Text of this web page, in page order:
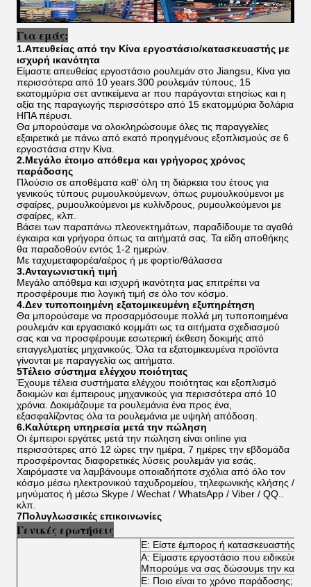
Για εμάς:
1.Απευθείας από την Κίνα εργοστάσιο/κατασκευαστής με
ισχυρή ικανότητα
Είμαστε απευθείας εργοστάσιο ρουλεμάν στο Jiangsu, Κίνα για
περισσότερα από 10 years.300 ρουλεμάν τύπους, 15
εκατομμύρια σετ αντικείμενα ar που παράγονται ετησίως και η
αξία της παραγωγής περισσότερο από 15 εκατομμύρια δολάρια
ΗΠΑ πέρυσι.
Θα μπορούσαμε να ολοκληρώσουμε όλες τις παραγγελίες
εξαιρετικά με πάνω από εκατό προηγμένους εξοπλισμούς σε 6
εργοστάσια στην Κίνα.
2.Μεγάλο έτοιμο απόθεμα και γρήγορος χρόνος
παράδοσης
Πλούσιο σε αποθέματα καθ' όλη τη διάρκεια του έτους για
γενικούς τύπους ρυμουλκούμενων, όπως ρυμουλκούμενοι με
σφαίρες, ρυμουλκούμενοι με κυλίνδρους, ρυμουλκούμενοι με
σφαίρες, κλπ.
Βάσει των παραπάνω πλεονεκτημάτων, παραδίδουμε τα αγαθά
έγκαιρα και γρήγορα όπως τα αιτήματά σας. Τα είδη αποθήκης
θα παραδοθούν εντός 1-2 ημερών.
Με ταχυμεταφορέα/αέρος ή με φορτίο/θάλασσα
3.Ανταγωνιστική τιμή
Μεγάλο απόθεμα και ισχυρή ικανότητα μας επιτρέπει να
προσφέρουμε πιο λογική τιμή σε όλο τον κόσμο.
4.Δεν τυποποιημένη εξατομικευμένη εξυπηρέτηση
Θα μπορούσαμε να προσαρμόσουμε πολλά μη τυποποιημένα
ρουλεμάν και εργασιακό κομμάτι ως τα αιτήματα σχεδιασμού
σας και να προσφέρουμε εσωτερική έκθεση δοκιμής από
επαγγελματίες μηχανικούς. Όλα τα εξατομικευμένα προϊόντα
γίνονται με παραγγελία ως αιτήματα.
5Τέλειο σύστημα ελέγχου ποιότητας
Έχουμε τέλεια συστήματα ελέγχου ποιότητας και εξοπλισμό
δοκιμών και έμπειρους μηχανικούς για περισσότερα από 10
χρόνια. Δοκιμάζουμε τα ρουλεμάνια ένα προς ένα,
εξασφαλίζοντας όλα τα ρουλεμάνια με υψηλή απόδοση.
6.Καλύτερη υπηρεσία μετά την πώληση
Οι έμπειροι εργάτες μετά την πώληση είναι online για
περισσότερες από 12 ώρες την ημέρα, 7 ημέρες την εβδομάδα
προσφέροντας διαφορετικές λύσεις ρουλεμάν για εσάς.
Χαιρόμαστε να λαμβάνουμε οποιαδήποτε σχόλια από όλο τον
κόσμο μέσω ηλεκτρονικού ταχυδρομείου, τηλεφωνικής κλήσης /
μηνύματος ή μέσω Skype / Wechat / WhatsApp / Viber / QQ..
κλπ.
7Πολυγλωσσικές επικοινωνίες
Γενικές ερωτήσεις
Ε: Είστε έμπορος ή κατασκευαστής;
Α: Είμαστε εργοστάσιο που
Μπορούμε να σας δώσουμε την
Ε: Ποιο είναι το χρόνο παράδοσης;